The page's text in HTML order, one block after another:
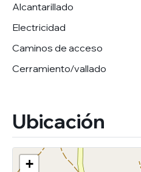
Alcantarillado
Electricidad
Caminos de acceso
Cerramiento/vallado
Ubicación
+